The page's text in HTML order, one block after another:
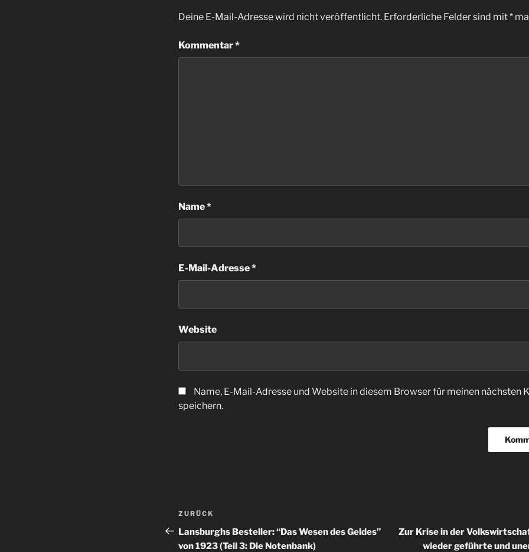
Deine E-Mail-Adresse wird nicht veröffentlicht. Erforderliche Felder sind mit*
Kommentar*
Name*
E-Mail-Adresse*
Website
Name, E-Mail-Adresse und Website in diesem Browser für meinen nächsten
speichern.
Beitragsnavigation
Vorheriger
Beitrag
ZURÜCK
Lansburghs Besteller: “Das Wesen des Geldes”
von 1923 (Teil 3: Die Notenbank)
Zur Krise in der
wieder geführte und